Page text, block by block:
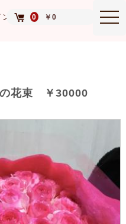
0 ￥0
花束 ￥30000